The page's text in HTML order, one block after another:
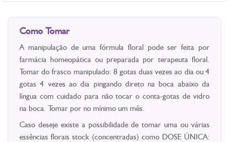
Como Tomar
A manipulação de uma fórmula floral pode ser feita por
farmácia homeopática ou preparada por terapeuta floral.
Tomar do frasco manipulado: 8 gotas duas vezes ao dia ou 4
gotas 4 vezes ao dia pingando direto na boca abaixo da
língua com cuidado para não tocar o conta-gotas de vidro
na boca. Tomar por no mínimo um mês.
Caso deseje existe a possibilidade de tomar uma ou várias
essências florais stock (concentradas) como DOSE ÚNICA: